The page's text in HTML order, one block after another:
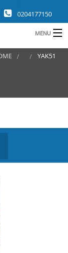
0204177150
MENU
YAK51